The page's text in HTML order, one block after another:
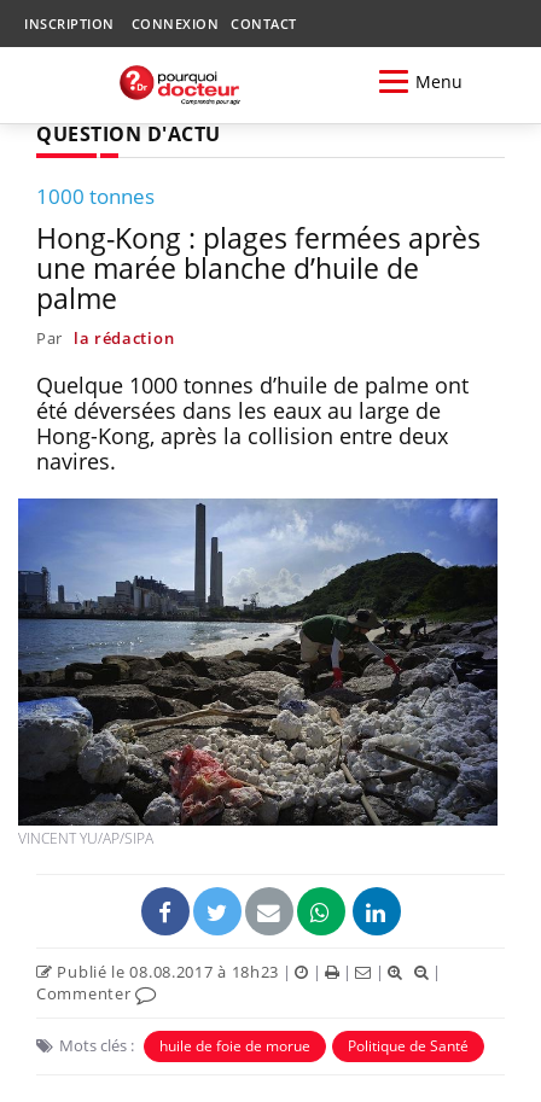
INSCRIPTION CONNEXION CONTACT
Menu
QUESTION D'ACTU
1000 tonnes
Hong-Kong : plages fermées après
une marée blanche d’huile de
palme
Par la rédaction
Quelque 1000 tonnes d’huile de palme ont
été déversées dans les eaux au large de
Hong-Kong, après la collision entre deux
navires.
VINCENT YU/AP/SIPA
Publié le 08.08.2017 à 18h23 | | | |
|
Commenter
Mots clés : huile de foie de morue Politique de Santé